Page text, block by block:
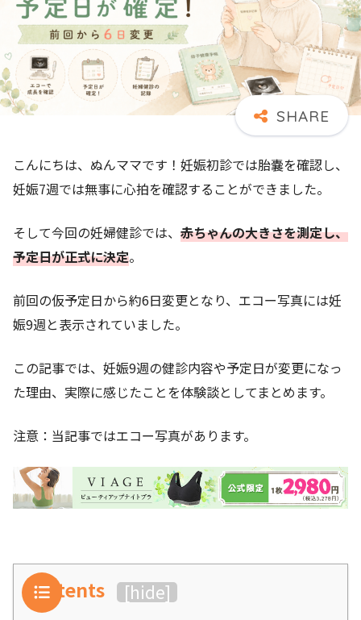
こんにちは、ぬんママです！妊娠初診では胎嚢を確認し、
妊娠7週では無事に心拍を確認することができました。
そして今回の妊婦健診では、 赤ちゃんの大きさを測定し、
予定日が正式に決定。
前回の仮予定日から約6日変更となり、エコー写真には妊
娠9週と表示されていました。
この記事では、妊娠9週の健診内容や予定日が変更になっ
た理由、実際に感じたことを体験談としてまとめます。
注意：当記事ではエコー写真があります。
Contents [hide]